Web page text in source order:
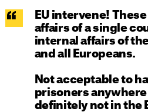
EU intervene!
affairs of a single
internal affairs of
and all Europeans.
Not acceptable to
prisoners
definitely not in the